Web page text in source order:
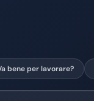
bene per lavorare?